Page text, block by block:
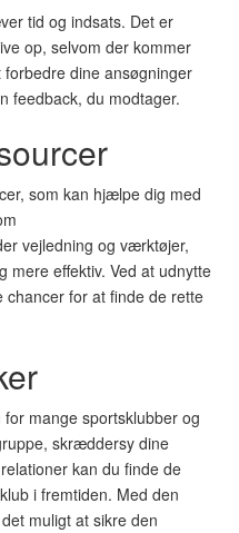
tid og indsats. Det er
op, selvom der kommer
dine ansøgninger
feedback, du modtager.
som kan hjælpe dig med
vejledning og værktøjer,
mere effektiv. Ved at udnytte
chancer for at finde de rette
mange sportsklubber og
skræddersy dine
kan du finde de
i fremtiden. Med den
muligt at sikre den